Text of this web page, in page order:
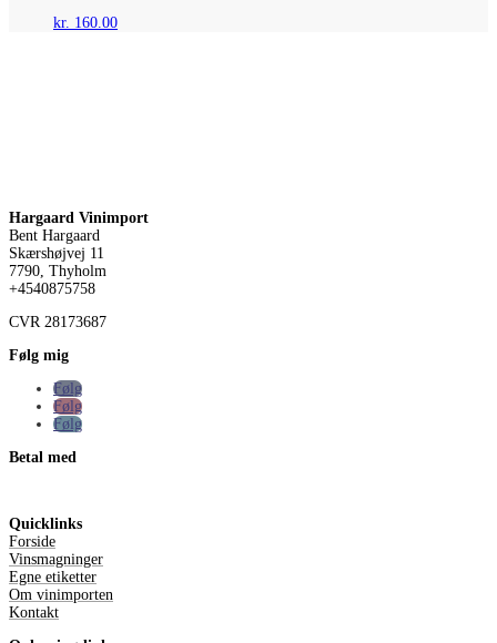
kr. 160.00
Hargaard Vinimport
Bent Hargaard
Skærshøjvej 11
7790, Thyholm
+4540875758
CVR 28173687
Følg mig
Følg
Følg
Følg
Betal med
Quicklinks
Forside
Vinsmagninger
Egne etiketter
Om vinimporten
Kontakt